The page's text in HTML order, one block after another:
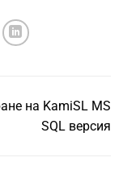
на KamiSL MS
SQL версия